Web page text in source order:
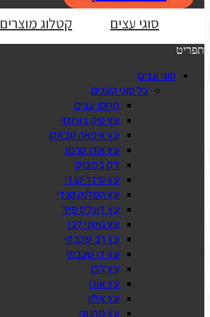
סוגי עצים קטלוג מוצרים
תפריט
סוגי עצים
כל סוגי העצים
מחסן עצים
עץ טיק בורמזי
עץ איפאה טבאקו
עץ אורן טרמו
דק במבוק
עץ סידר קנדי
עץ המלוק קנדי
עץ דוגלס פייר
עץ גושני לבן
עץ רב שכבתי
עץ דו שכבתי
עץ לבן
עץ אורן
עץ אלון
עץ מהגוני